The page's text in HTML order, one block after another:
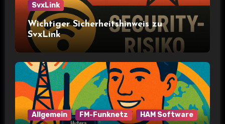
SvxLink
Wichtiger Sicherheitshinweis zu
SvxLink
Allgemein FM-Funknetz HAM Software